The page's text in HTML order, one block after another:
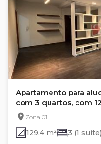
Apartamento para
com 3 quartos, com
Zona 01
129.4 m² 3 (1 suíte)